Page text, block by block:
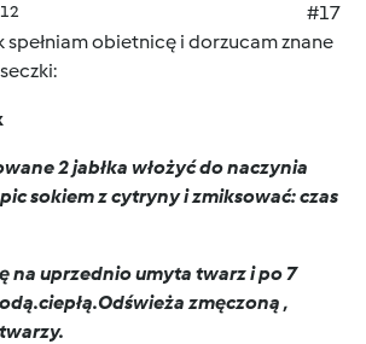
#17
spełniam obietnicę i dorzucam znane
2 jabłka włożyć do naczynia
sokiem z cytryny i zmiksować: czas
na uprzednio umyta twarz i po 7
zmęczoną ,